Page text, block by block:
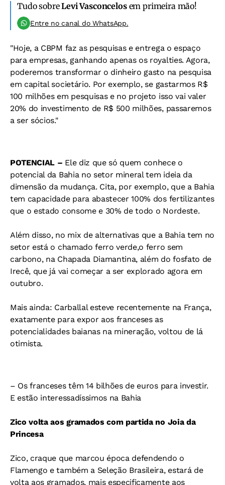
Tudo sobreLevi Vasconcelosem primeira mão!
Entre no canal do WhatsApp.
"Hoje, a CBPM faz as pesquisas e entrega o espaço
para empresas, ganhando apenas os royalties. Agora,
poderemos transformar o dinheiro gasto na pesquisa
em capital societário. Por exemplo, se gastarmos R$
100 milhões em pesquisas e no projeto isso vai valer
20% do investimento de R$ 500 milhões, passaremos
a ser sócios."
POTENCIAL – Ele diz que só quem conhece o
potencial da Bahia no setor mineral tem ideia da
dimensão da mudança. Cita, por exemplo, que a Bahia
tem capacidade para abastecer 100% dos fertilizantes
que o estado consome e 30% de todo o Nordeste.
Além disso, no mix de alternativas que a Bahia tem no
setor está o chamado ferroverde,o ferro sem
carbono, na Chapada Diamantina, além do fosfato de
Irecê, que já vai começar a ser explorado agora em
outubro.
Mais ainda: Carballal esteve recentemente na França,
exatamente para expor aos franceses as
potencialidades baianas na mineração, voltou de lá
otimista.
– Os franceses têm 14 bilhões de euros para investir.
E estão interessadíssimos na Bahia
Zico volta aos gramados com partida no Joia da
Princesa
Zico, craque que marcou época defendendo o
Flamengo e também a Seleção Brasileira, estará de
volta aos gramados, mais especificamente aos